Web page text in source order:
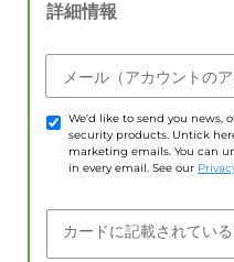
詳細情報
メール（アカウントの
We'd like to send you news,
security products. Untick
marketing emails. You can
in every email. See our
カードに記載されてい